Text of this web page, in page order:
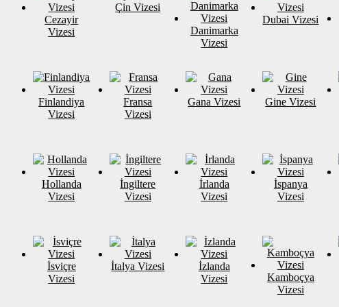
Cezayir
Vizesi
Çin Vizesi
Danimarka
Vizesi
Dubai Vizesi
Finlandiya
Vizesi
Fransa
Vizesi
Gana Vizesi Gine Vizesi
Hollanda
Vizesi
İngiltere
Vizesi
İrlanda
Vizesi
İspanya
Vizesi
İsviçre
Vizesi
İtalya Vizesi
İzlanda
Vizesi
Kamboçya
Vizesi